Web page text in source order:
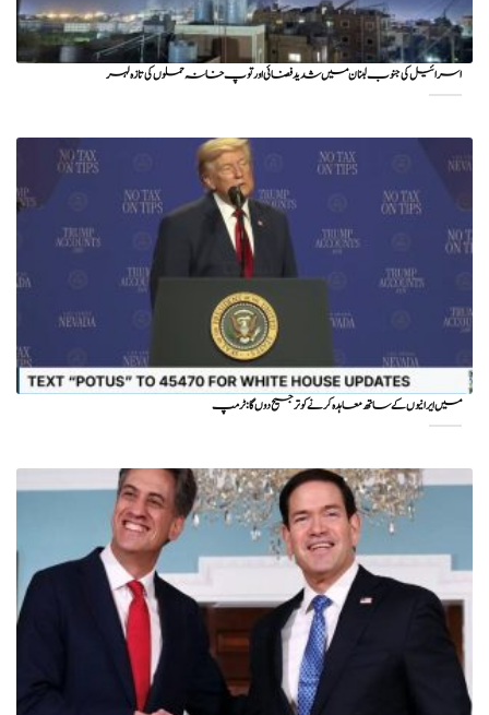
اسرائیل کی جنوب لبنان میں شدید فضائی اور توپ خانہ حملوں کی تازہ لہر
میں ایرانیوں کے ساتھ معاہدہ کرنے کو ترجیح دوں گا : ٹرمپ